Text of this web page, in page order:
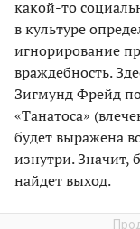
какой-то
в культуре
игнорирование
враждебность.
Зигмунд Фрейд
«Танатоса»
будет выражена
изнутри. Значит,
найдет выход.